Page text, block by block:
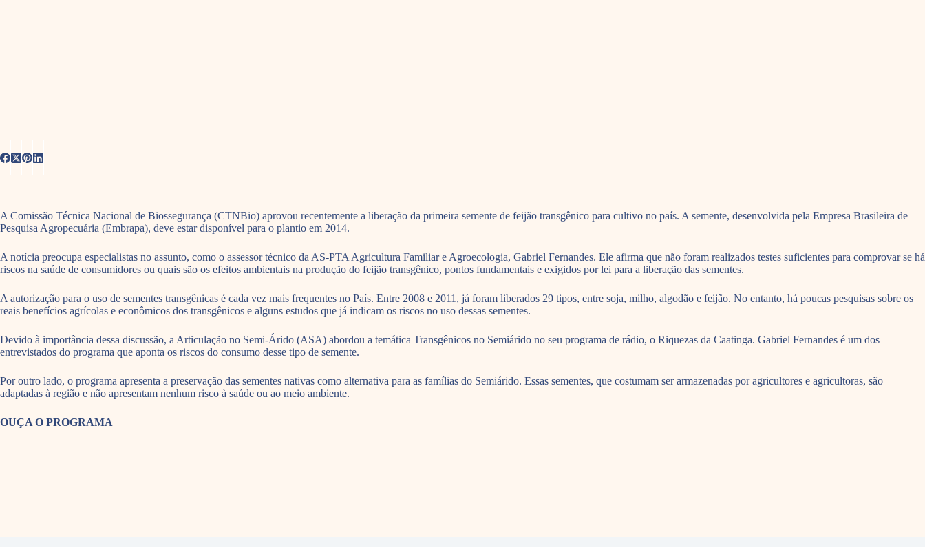
A Comissão Técnica Nacional de Biossegurança (CTNBio) aprovou recentemente a liberação da primeira semente de feijão transgênico para cultivo no país. A semente, desenvolvida pela Empresa Brasileira de
Pesquisa Agropecuária (Embrapa), deve estar disponível para o plantio em 2014.
A notícia preocupa especialistas no assunto, como o assessor técnico da AS-PTA Agricultura Familiar e Agroecologia, Gabriel Fernandes. Ele afirma que não foram realizados testes suficientes para comprovar se há
riscos na saúde de consumidores ou quais são os efeitos ambientais na produção do feijão transgênico, pontos fundamentais e exigidos por lei para a liberação das sementes.
A autorização para o uso de sementes transgênicas é cada vez mais frequentes no País. Entre 2008 e 2011, já foram liberados 29 tipos, entre soja, milho, algodão e feijão. No entanto, há poucas pesquisas sobre os
reais benefícios agrícolas e econômicos dos transgênicos e alguns estudos que já indicam os riscos no uso dessas sementes.
Devido à importância dessa discussão, a Articulação no Semi-Árido (ASA) abordou a temática Transgênicos no Semiárido no seu programa de rádio, o Riquezas da Caatinga. Gabriel Fernandes é um dos
entrevistados do programa que aponta os riscos do consumo desse tipo de semente.
Por outro lado, o programa apresenta a preservação das sementes nativas como alternativa para as famílias do Semiárido. Essas sementes, que costumam ser armazenadas por agricultores e agricultoras, são
adaptadas à região e não apresentam nenhum risco à saúde ou ao meio ambiente.
OUÇA O PROGRAMA